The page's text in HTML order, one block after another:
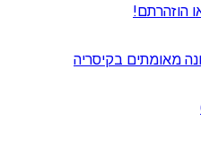
הוזהרתם!